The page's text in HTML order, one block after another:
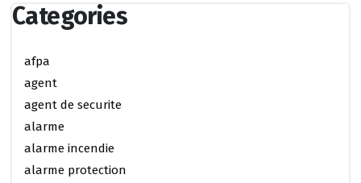
Categories
afpa
agent
agent de securite
alarme
alarme incendie
alarme protection